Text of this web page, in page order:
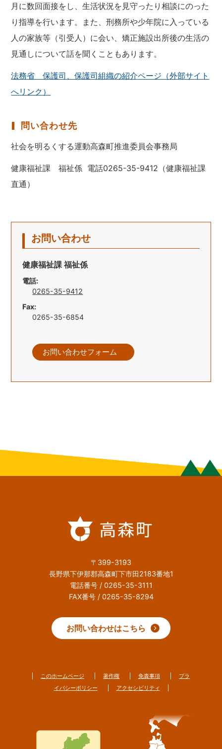
月に数回面接をし、生活状況を見守ったり相談にのった
り指導を行います。また、刑務所や少年院に入っている
人の家族等（引受人）に会い、矯正施設出所後の生活の
見通しについて話を聞くこともあります。
法務省 保護司、保護司組織の紹介ページ（外部サイト
へリンク）
問い合わせ先
社会を明るくする運動高森町推進委員会事務局
健康福祉課 福祉係 電話0265-35-9412（健康福祉課
直通）
お問い合わせ
健康福祉課 福祉係
電話:
0265-35-9412
Fax:
0265-35-6854
お問い合わせフォーム
〒399-3193
長野県下伊那郡高森町下市田2183番地1
電話番号 / 0265-35-3111
FAX番号 / 0265-35-8294
お問い合わせはこちら
このホームページ 著作権 免責事項
プラ
イバシーポリシー
アクセシビリティ